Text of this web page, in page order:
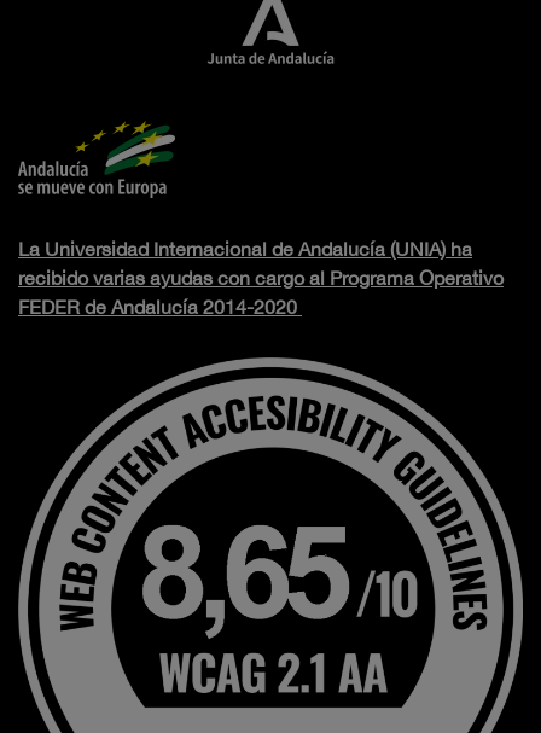
La Universidad Internacional de Andalucía (UNIA) ha
recibido varias ayudas con cargo al Programa Operativo
FEDER de Andalucía 2014-2020